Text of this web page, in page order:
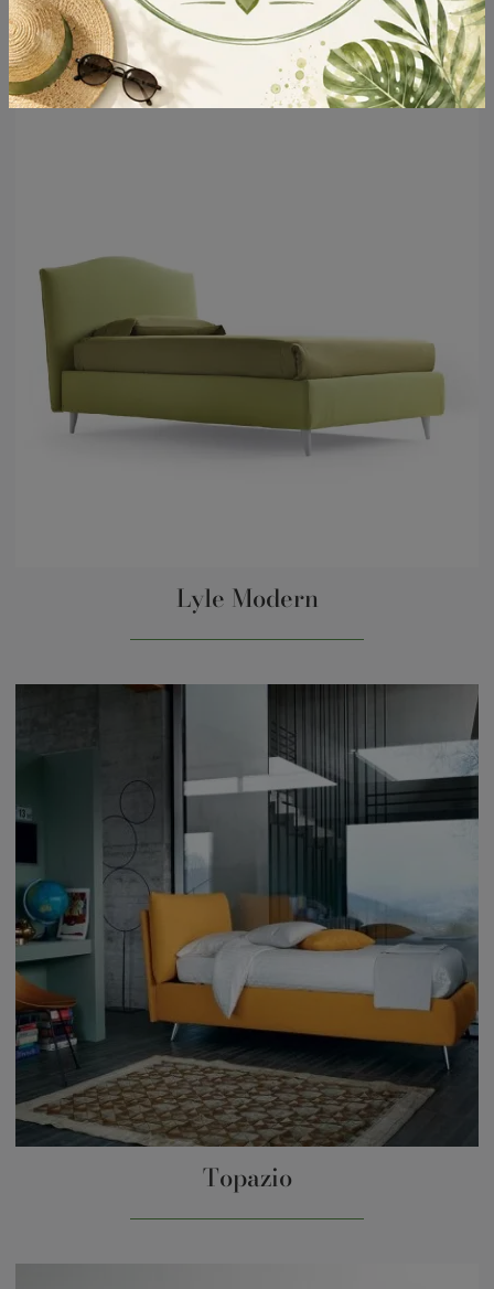
Bob Capitonné
Lyle Modern
Topazio